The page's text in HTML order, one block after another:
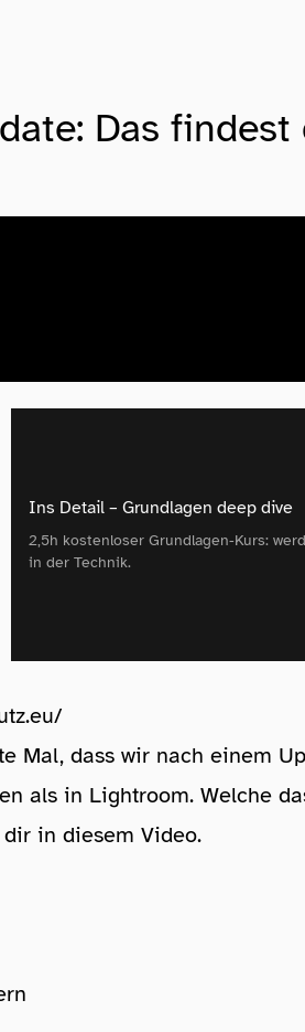
Das
Ins Detail – Grundlagen deep dive
2,5h kostenloser Grundlagen‑Kurs:
in der Technik.
Mal, dass wir nach einem
als in Lightroom. Welche
in diesem Video.